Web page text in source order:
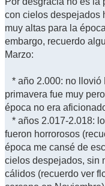
con cielos despejados
muy altas para la
embargo, recuerdo
Marzo:
* año 2.000: no llovió
primavera fue muy
época no era
* años 2.017-2.018:
fueron horrorosos
época me cansé de
cielos despejados, sin
cálidos (recuerdo ver